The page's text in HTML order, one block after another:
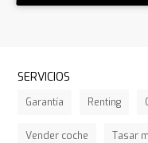
SERVICIOS
Garantía Renting
Vender coche Tasar